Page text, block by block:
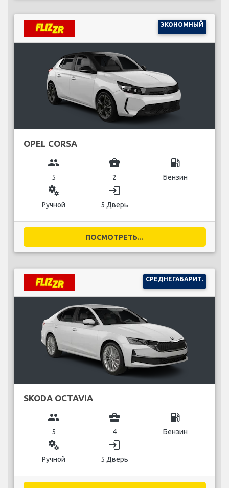
ЭКОНОМНЫЙ
OPEL CORSA
group
5
business_center
2
local_gas_station
Бензин
miscellaneous_services
Ручной
login
5 Дверь
ПОСМОТРЕТЬ...
СРЕДНЕГАБАРИТ.
SKODA OCTAVIA
group
5
business_center
4
local_gas_station
Бензин
miscellaneous_services
Ручной
login
5 Дверь